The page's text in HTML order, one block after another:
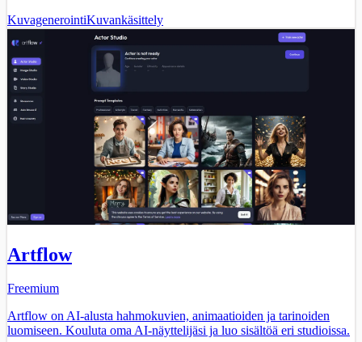
KuvagenerointiKuvankäsittely
Artflow
Freemium
Artflow on AI-alusta hahmokuvien, animaatioiden ja tarinoiden
luomiseen. Kouluta oma AI-näyttelijäsi ja luo sisältöä eri studioissa.